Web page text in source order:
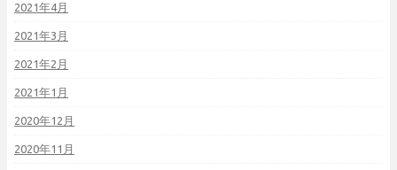
2021年4月
2021年3月
2021年2月
2021年1月
2020年12月
2020年11月